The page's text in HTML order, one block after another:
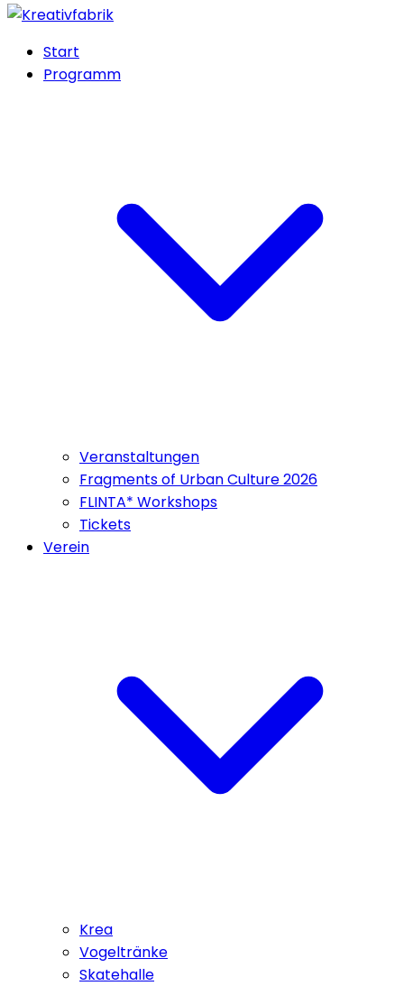
Start
Programm
Veranstaltungen
Fragments of Urban Culture 2026
FLINTA* Workshops
Tickets
Verein
Krea
Vogeltränke
Skatehalle